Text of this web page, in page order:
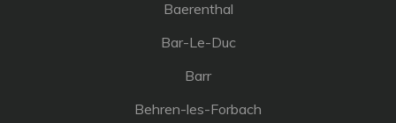
Baerenthal
Bar-Le-Duc
Barr
Behren-les-Forbach